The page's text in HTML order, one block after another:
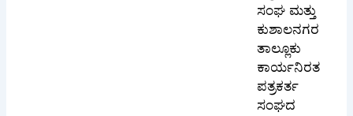
ಸಂಘ ಮತ್ತು
ಕುಶಾಲನಗರ
ತಾಲ್ಲೂಕು
ಕಾರ್ಯನಿರತ
ಪತ್ರಕರ್ತ
ಸಂಘದ